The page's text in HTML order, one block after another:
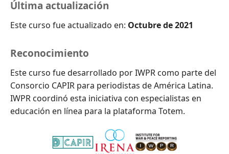
Última actualización
Este curso fue actualizado en: Octubre de 2021
Reconocimiento
Este curso fue desarrollado por IWPR como parte del
Consorcio CAPIR para periodistas de América Latina.
IWPR coordinó esta iniciativa con especialistas en
educación en línea para la plataforma Totem.